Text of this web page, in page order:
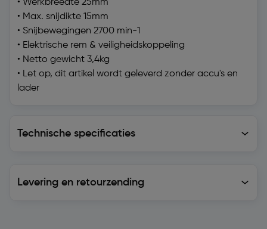
• Werkbreedte 25mm
• Max. snijdikte 15mm
• Snijbewegingen 2700 min-1
• Elektrische rem & veiligheidskoppeling
• Netto gewicht 3,4kg
• Let op, dit artikel wordt geleverd zonder accu's en
lader
Technische specificaties
Levering en retourzending